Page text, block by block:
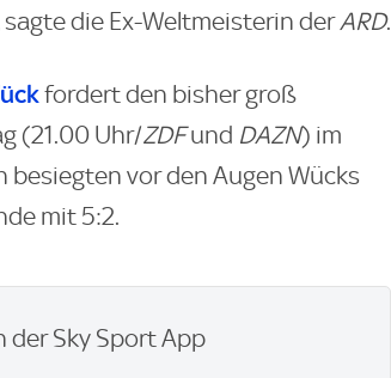
die Ex-Weltmeisterin derARD.
fordert den bisher groß
(21.00 Uhr/ZDFund DAZN) im
besiegten vor den Augen Wücks
mit 5:2.
der Sky Sport App